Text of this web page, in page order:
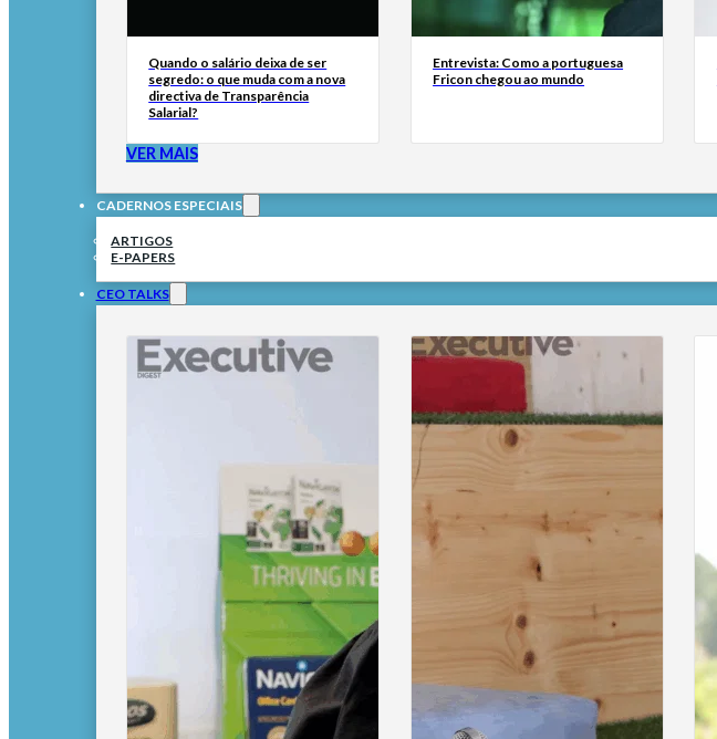
Quando o salário deixa de ser
segredo: o que muda com a nova
directiva de Transparência
Salarial?
Entrevista: Como a portuguesa
Fricon chegou ao mundo
VER MAIS
CADERNOS ESPECIAIS
ARTIGOS
E-PAPERS
CEO TALKS